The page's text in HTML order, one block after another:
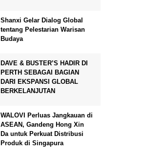
Shanxi Gelar Dialog Global
tentang Pelestarian Warisan
Budaya
DAVE & BUSTER’S HADIR DI
PERTH SEBAGAI BAGIAN
DARI EKSPANSI GLOBAL
BERKELANJUTAN
WALOVI Perluas Jangkauan di
ASEAN, Gandeng Hong Xin
Da untuk Perkuat Distribusi
Produk di Singapura